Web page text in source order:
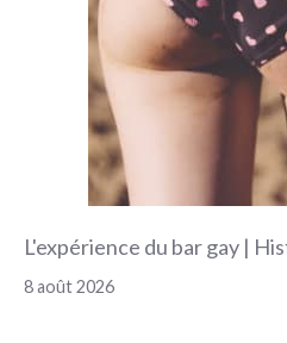
L'expérience du bar gay |
8 août 2026